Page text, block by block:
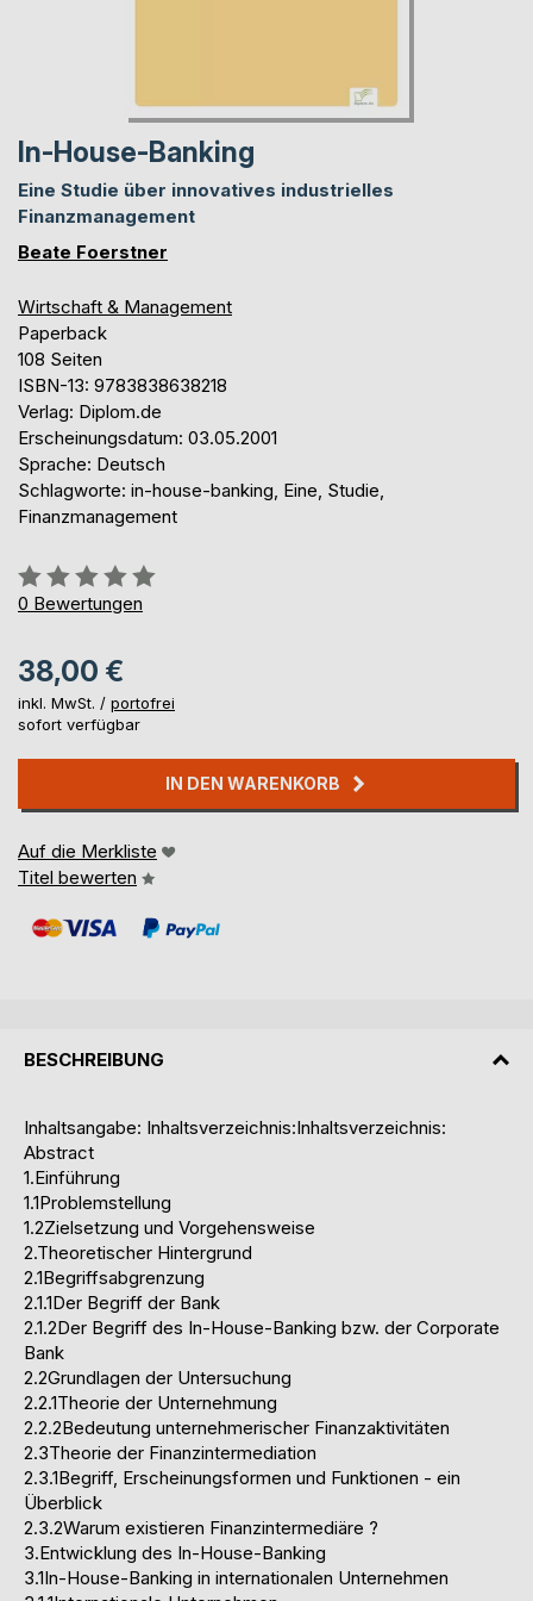
In-House-Banking
Eine Studie über innovatives industrielles
Finanzmanagement
Beate Foerstner
Wirtschaft & Management
Paperback
108 Seiten
ISBN-13: 9783838638218
Verlag: Diplom.de
Erscheinungsdatum: 03.05.2001
Sprache: Deutsch
Schlagworte: in-house-banking, Eine, Studie,
Finanzmanagement
Bewertung::
0%
0 Bewertungen
38,00 €
inkl. MwSt. / portofrei
sofort verfügbar
IN DEN WARENKORB
Auf die Merkliste
Titel bewerten
BESCHREIBUNG
Inhaltsangabe: Inhaltsverzeichnis:Inhaltsverzeichnis:
Abstract
1.Einführung
1.1Problemstellung
1.2Zielsetzung und Vorgehensweise
2.Theoretischer Hintergrund
2.1Begriffsabgrenzung
2.1.1Der Begriff der Bank
2.1.2Der Begriff des In-House-Banking bzw. der Corporate
Bank
2.2Grundlagen der Untersuchung
2.2.1Theorie der Unternehmung
2.2.2Bedeutung unternehmerischer Finanzaktivitäten
2.3Theorie der Finanzintermediation
2.3.1Begriff, Erscheinungsformen und Funktionen - ein
Überblick
2.3.2Warum existieren Finanzintermediäre ?
3.Entwicklung des In-House-Banking
3.1In-House-Banking in internationalen Unternehmen